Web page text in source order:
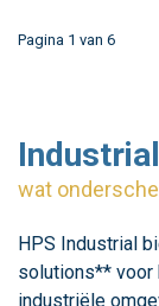
Pagina 1 van 6
wat
HPS Industrial
solutions** voor
industriële